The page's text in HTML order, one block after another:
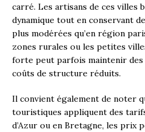
carré. Les artisans de ces villes
dynamique tout en conservant
plus modérées qu’en région
zones rurales ou les petites
forte peut parfois maintenir des
coûts de structure réduits.
Il convient également de noter
touristiques appliquent des
d’Azur ou en Bretagne, les prix